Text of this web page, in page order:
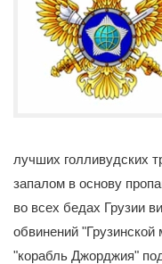
лучших голливудских
запалом в основу
во всех бедах Грузии
обвинений
"корабль Джорджия"